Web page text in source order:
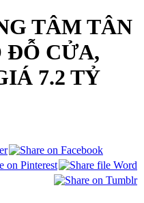
TÂM TÂN
ĐỖ CỬA,
7.2 TỶ